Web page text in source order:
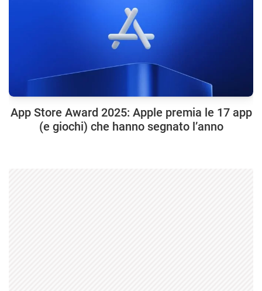
App Store Award 2025: Apple premia le 17 app
(e giochi) che hanno segnato l’anno